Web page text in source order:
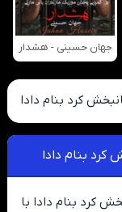
جهان حسینی - هشدار
کرد بنام دادا
کرد بنام دادا
کرد بنام دادا با